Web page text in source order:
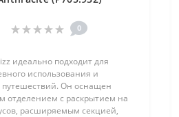
0
идеально подходит для
использования и
путешествий. Он оснащен
отделением с раскрытием на
расширяемым секцией,